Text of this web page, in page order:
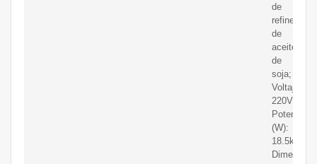
de
refinería
de
aceite
de
soja;
Voltaje:
220V/
Potencia
(W):
18.5kw;
Dimensión